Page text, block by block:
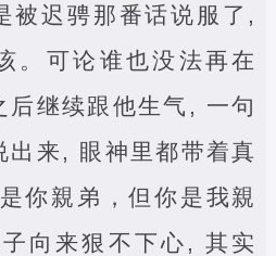
被迟骋那番话说服了,
。可论谁也没法再在
后继续跟他生气, 一句
出来, 眼神里都带着真
你親弟，但你是我親
向来狠不下心, 其实